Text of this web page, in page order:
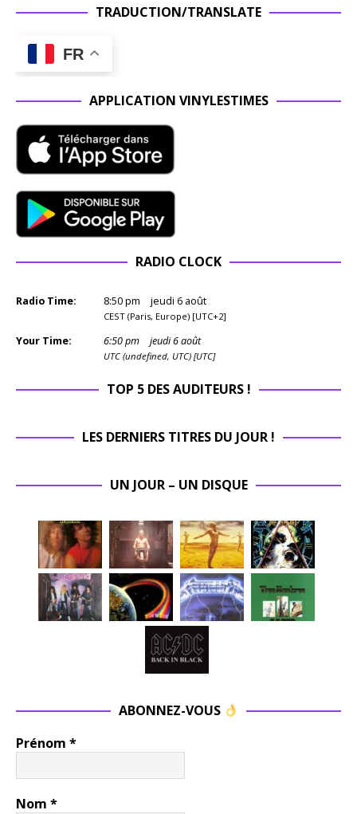
TRADUCTION/TRANSLATE
FR
APPLICATION VINYLESTIMES
RADIO CLOCK
Radio Time: 8:50pm jeudi 6 août
CEST (Paris, Europe) [UTC+2]
Your Time: 6:50pm jeudi 6 août
UTC (undefined, UTC) [UTC]
TOP 5 DES AUDITEURS !
LES DERNIERS TITRES DU JOUR !
UN JOUR – UN DISQUE
ABONNEZ-VOUS
Prénom *
Nom *